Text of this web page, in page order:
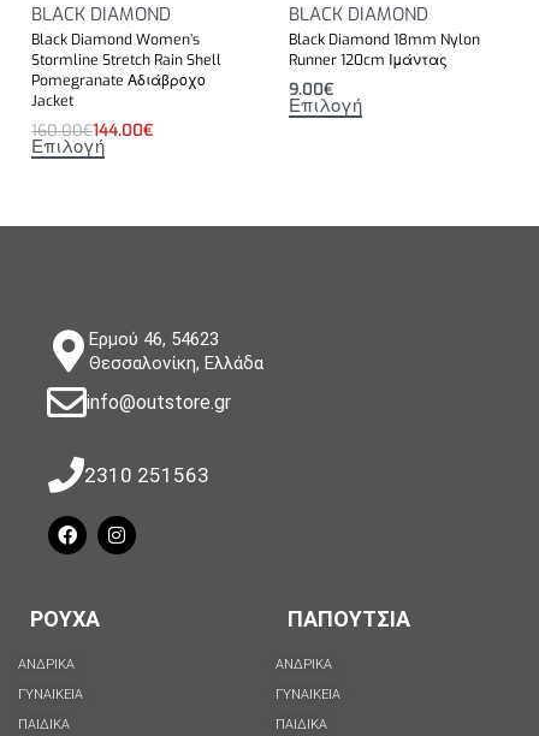
BLACK DIAMOND
Black Diamond Women’s
Stormline Stretch Rain Shell
Pomegranate Αδιάβροχο
Jacket
160.00€144.00€
Επιλογή
BLACK DIAMOND
Black Diamond 18mm Nylon
Runner 120cm Ιμάντας
9.00€
Επιλογή
Ερμού 46, 54623
Θεσσαλονίκη, Ελλάδα
info@outstore.gr
2310 251563
ΡΟΥΧΑ
ΑΝΔΡΙΚΑ
ΓΥΝΑΙΚΕΙΑ
ΠΑΙΔΙΚΑ
ΠΑΠΟΥΤΣΙΑ
ΑΝΔΡΙΚΑ
ΓΥΝΑΙΚΕΙΑ
ΠΑΙΔΙΚΑ